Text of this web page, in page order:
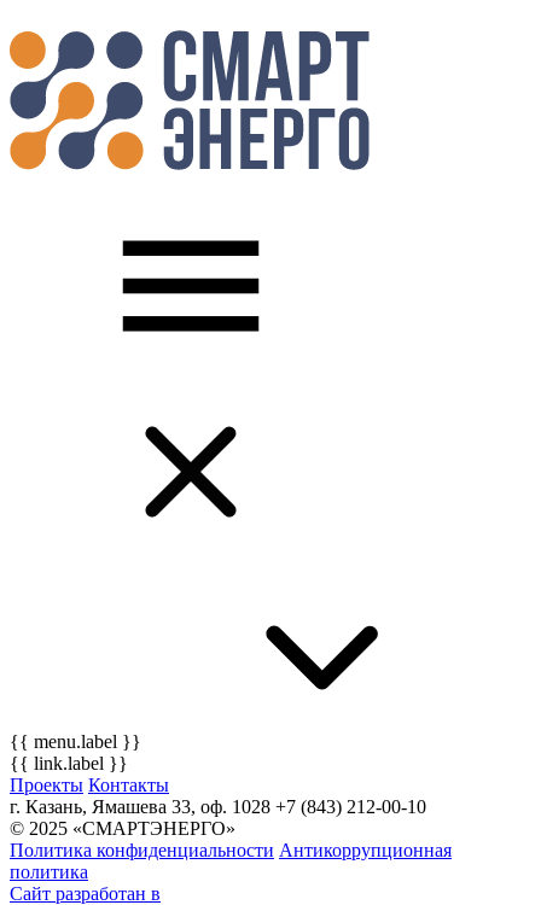
{{ menu.label }}
{{ link.label }}
Проекты Контакты
г. Казань, Ямашева 33, оф. 1028 +7 (843) 212-00-10
© 2025 «СМАРТЭНЕРГО»
Политика конфиденциальности Антикоррупционная
политика
Сайт разработан в